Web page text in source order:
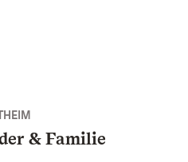
& Familie